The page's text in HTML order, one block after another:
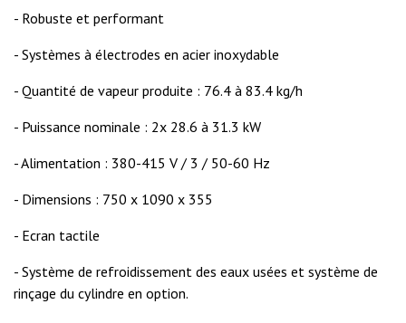
- Robuste et performant
- Systèmes à électrodes en acier inoxydable
- Quantité de vapeur produite : 76.4 à 83.4 kg/h
- Puissance nominale : 2x 28.6 à 31.3 kW
- Alimentation : 380-415 V / 3 / 50-60 Hz
- Dimensions : 750 x 1090 x 355
- Ecran tactile
- Système de refroidissement des eaux usées et système de
rinçage du cylindre en option.